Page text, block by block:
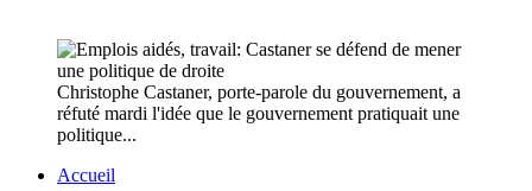
Christophe Castaner, porte-parole du gouvernement, a
réfuté mardi l'idée que le gouvernement pratiquait une
politique...
Accueil